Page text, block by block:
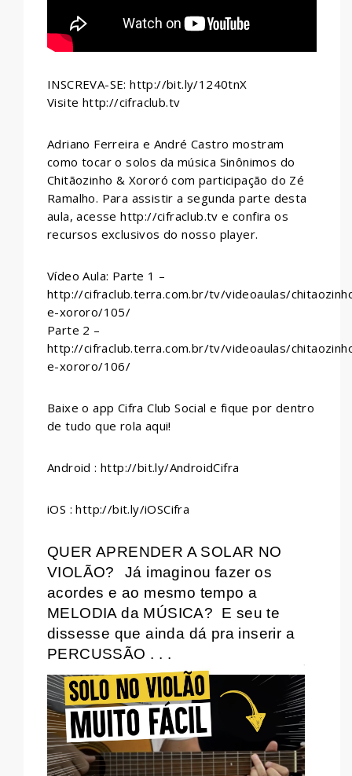
INSCREVA-SE: http://bit.ly/1240tnX
Visite http://cifraclub.tv
Adriano Ferreira e André Castro mostram
como tocar o solos da música Sinônimos do
Chitãozinho & Xororó com participação do Zé
Ramalho. Para assistir a segunda parte desta
aula, acesse http://cifraclub.tv e confira os
recursos exclusivos do nosso player.
Vídeo Aula: Parte 1 –
http://cifraclub.terra.com.br/tv/videoaulas/
e-xororo/105/
Parte 2 –
http://cifraclub.terra.com.br/tv/videoaulas/
e-xororo/106/
Baixe o app Cifra Club Social e fique por dentro
de tudo que rola aqui!
Android : http://bit.ly/AndroidCifra
iOS : http://bit.ly/iOSCifra
QUER APRENDER A SOLAR NO
VIOLÃO?
Já imaginou fazer os
acordes e ao mesmo tempo a
MELODIA da MÚSICA? E seu te
dissesse que ainda dá pra inserir a
PERCUSSÃO . . .